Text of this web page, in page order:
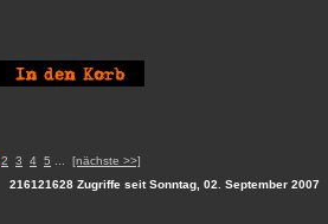
2 3 4 5 [nächste >>]
216121628 Zugriffe seit Sonntag, 02. September 2007